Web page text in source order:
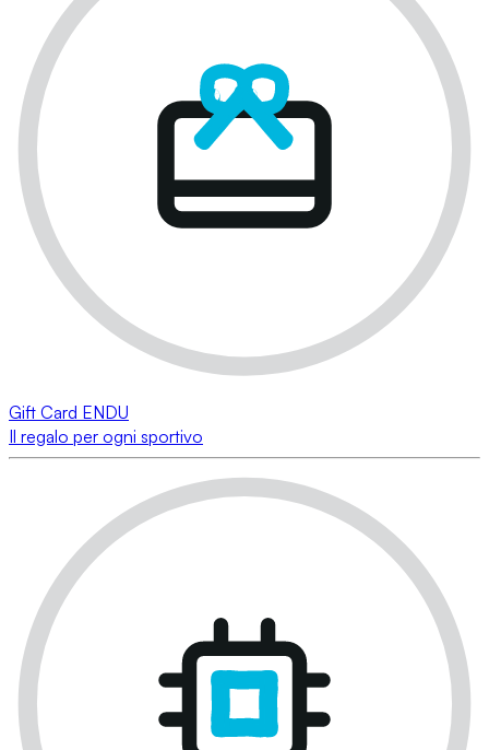
Gift Card ENDU
Il regalo per ogni sportivo